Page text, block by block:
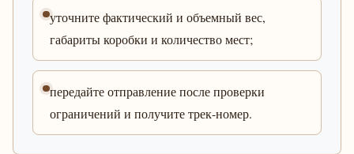
уточните фактический и объемный вес,
габариты коробки и количество мест;
передайте отправление после проверки
ограничений и получите трек-номер.